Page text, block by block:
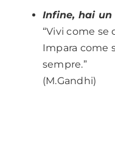
Infine, hai
“Vivi come se
Impara come
sempre.”
(M.Gandhi)